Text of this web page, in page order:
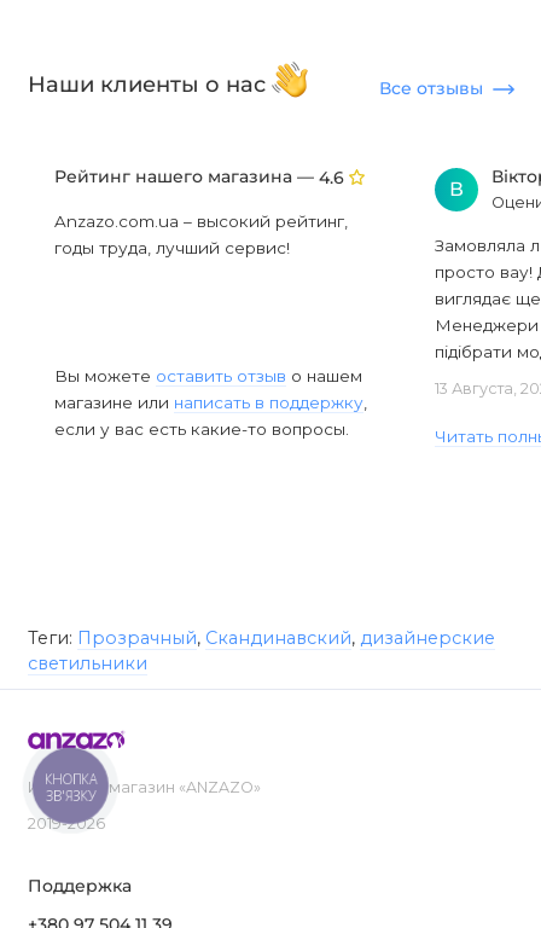
Наши клиенты о нас Все отзывы
Рейтинг нашего магазина — 4.6
Anzazo.com.ua – высокий рейтинг,
годы труда, лучший сервис!
Вы можете оставить отзыв о нашем
магазине или написать в поддержку
если у вас есть какие-то вопросы.
В
Замовляла
просто вау!
виглядає
Менеджери
підібрати
13 Августа,
Читать
Теги: Прозрачный, Скандинавский, дизайнерские
светильники
Интернет-магазин «ANZAZO»
2019-2026
Поддержка
КНОПКА
ЗВ'ЯЗКУ